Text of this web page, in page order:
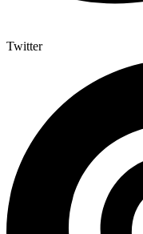
Twitter